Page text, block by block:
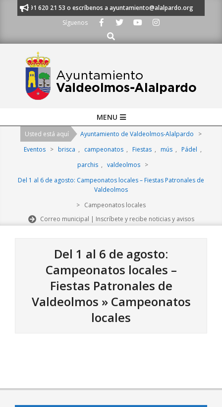
al 91 620 21 53 o escríbenos a ayuntamiento@alalpardo.org
Síguenos
Buscar
Navigation
MENU
Usted está aquí Ayuntamiento de Valdeolmos-Alalpardo
>
Eventos
> brisca , campeonatos , Fiestas , mús , Pádel ,
parchis , valdeolmos
>
Del 1 al 6 de agosto: Campeonatos locales – Fiestas Patronales de
Valdeolmos
> Campeonatos locales
Correo municipal | Inscríbete y recibe noticias y avisos
Del 1 al 6 de agosto:
Campeonatos locales –
Fiestas Patronales de
Valdeolmos » Campeonatos
locales
07-